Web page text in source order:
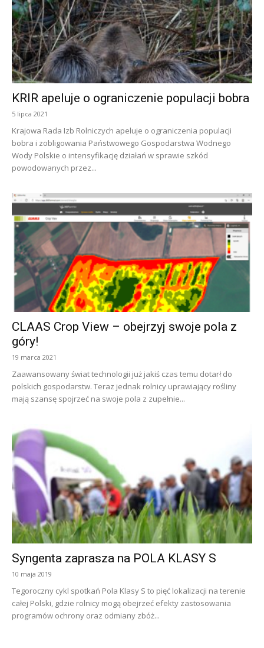
KRIR apeluje o ograniczenie populacji bobra
5 lipca 2021
Krajowa Rada Izb Rolniczych apeluje o ograniczenia populacji
bobra i zobligowania Państwowego Gospodarstwa Wodnego
Wody Polskie o intensyfikację działań w sprawie szkód
powodowanych przez...
CLAAS Crop View – obejrzyj swoje pola z
góry!
19 marca 2021
Zaawansowany świat technologii już jakiś czas temu dotarł do
polskich gospodarstw. Teraz jednak rolnicy uprawiający rośliny
mają szansę spojrzeć na swoje pola z zupełnie...
Syngenta zaprasza na POLA KLASY S
10 maja 2019
Tegoroczny cykl spotkań Pola Klasy S to pięć lokalizacji na terenie
całej Polski, gdzie rolnicy mogą obejrzeć efekty zastosowania
programów ochrony oraz odmiany zbóż...